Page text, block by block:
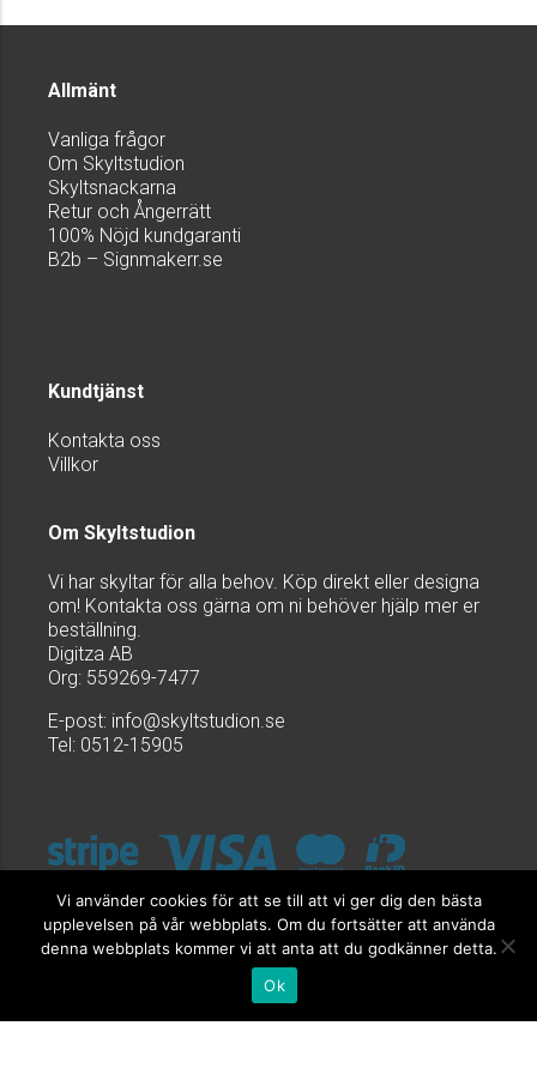
Allmänt
Vanliga frågor
Om Skyltstudion
Skyltsnackarna
Retur och Ångerrätt
100% Nöjd kundgaranti
B2b – Signmakerr.se
Kundtjänst
Kontakta oss
Villkor
Om Skyltstudion
Vi har skyltar för alla behov. Köp direkt eller designa
om! Kontakta oss gärna om ni behöver hjälp mer er
beställning.
Digitza AB
Org: 559269-7477
E-post: info@skyltstudion.se
Tel: 0512-15905
Vi använder cookies för att se till att vi ger dig den bästa
upplevelsen på vår webbplats. Om du fortsätter att använda
denna webbplats kommer vi att anta att du godkänner detta.
Ok